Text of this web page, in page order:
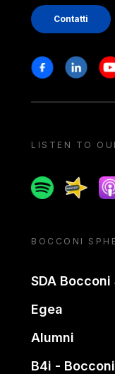
Contatti
Stay in touch
FacebookLinkedin
LISTEN TO
SpotifySpreaker
BOCCONI
SDA
Egea
Alumni
B4i -